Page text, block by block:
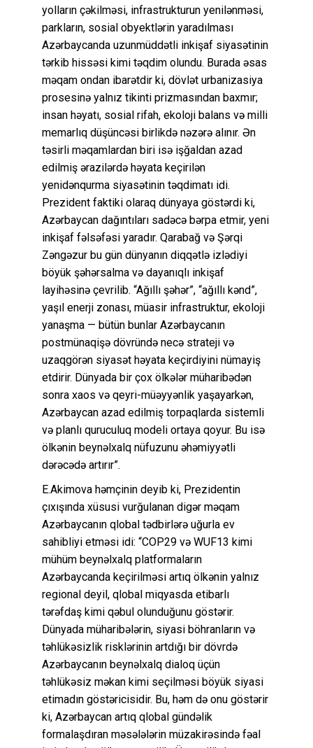
yolların çəkilməsi, infrastrukturun yenilənməsi,
parkların, sosial obyektlərin yaradılması
Azərbaycanda uzunmüddətli inkişaf siyasətinin
tərkib hissəsi kimi təqdim olundu. Burada əsas
məqam ondan ibarətdir ki, dövlət urbanizasiya
prosesinə yalnız tikinti prizmasından baxmır;
insan həyatı, sosial rifah, ekoloji balans və milli
memarlıq düşüncəsi birlikdə nəzərə alınır. Ən
təsirli məqamlardan biri isə işğaldan azad
edilmiş ərazilərdə həyata keçirilən
yenidənqurma siyasətinin təqdimatı idi.
Prezident faktiki olaraq dünyaya göstərdi ki,
Azərbaycan dağıntıları sadəcə bərpa etmir, yeni
inkişaf fəlsəfəsi yaradır. Qarabağ və Şərqi
Zəngəzur bu gün dünyanın diqqətlə izlədiyi
böyük şəhərsalma və dayanıqlı inkişaf
layihəsinə çevrilib. “Ağıllı şəhər”, “ağıllı kənd”,
yaşıl enerji zonası, müasir infrastruktur, ekoloji
yanaşma — bütün bunlar Azərbaycanın
postmünaqişə dövründə necə strateji və
uzaqgörən siyasət həyata keçirdiyini nümayiş
etdirir. Dünyada bir çox ölkələr müharibədən
sonra xaos və qeyri-müəyyənlik yaşayarkən,
Azərbaycan azad edilmiş torpaqlarda sistemli
və planlı quruculuq modeli ortaya qoyur. Bu isə
ölkənin beynəlxalq nüfuzunu əhəmiyyətli
dərəcədə artırır”.
E.Akimova həmçinin deyib ki, Prezidentin
çıxışında xüsusi vurğulanan digər məqam
Azərbaycanın qlobal tədbirlərə uğurla ev
sahibliyi etməsi idi: “COP29 və WUF13 kimi
mühüm beynəlxalq platformaların
Azərbaycanda keçirilməsi artıq ölkənin yalnız
regional deyil, qlobal miqyasda etibarlı
tərəfdaş kimi qəbul olunduğunu göstərir.
Dünyada müharibələrin, siyasi böhranların və
təhlükəsizlik risklərinin artdığı bir dövrdə
Azərbaycanın beynəlxalq dialoq üçün
təhlükəsiz məkan kimi seçilməsi böyük siyasi
etimadın göstəricisidir. Bu, həm də onu göstərir
ki, Azərbaycan artıq qlobal gündəlik
formalaşdıran məsələlərin müzakirəsində fəal